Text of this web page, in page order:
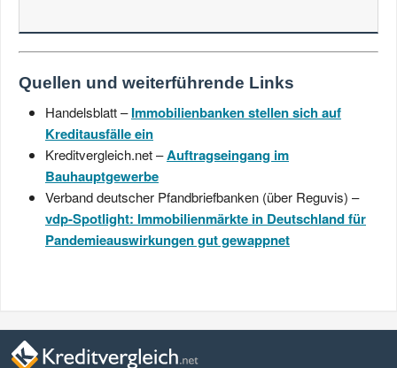
Quellen und weiterführende Links
Handelsblatt –Immobilienbanken stellen sich auf
Kreditausfälle ein
Kreditvergleich.net –Auftragseingang im
Bauhauptgewerbe
Verband deutscher Pfandbriefbanken (über Reguvis) –
vdp-Spotlight: Immobilienmärkte in Deutschland für
Pandemieauswirkungen gut gewappnet